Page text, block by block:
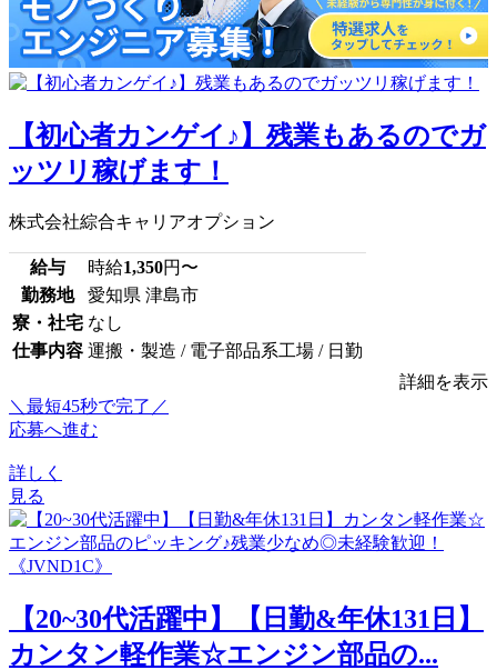
【初心者カンゲイ♪】残業もあるのでガ
ッツリ稼げます！
株式会社綜合キャリアオプション
給与 時給1,350円〜
勤務地
愛知県 津島市
寮・社宅 なし
仕事内容 運搬・製造 / 電子部品系工場 / 日勤
詳細を表示
＼最短45秒で完了／
応募へ進む
詳しく
見る
【20~30代活躍中】【日勤&年休131日】
カンタン軽作業☆エンジン部品の...